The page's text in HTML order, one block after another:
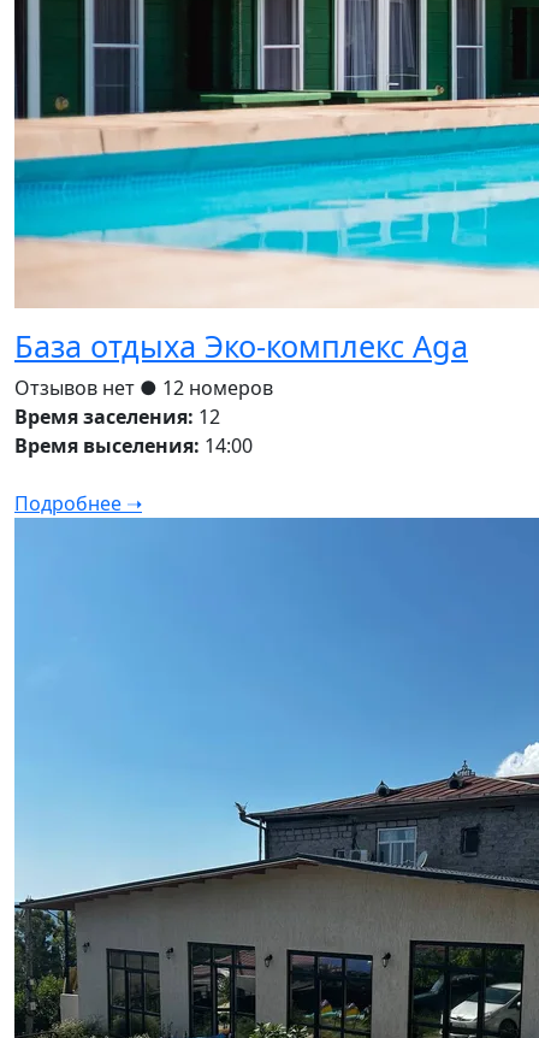
База отдыха Эко-комплекс Aga
Отзывов нет ● 12 номеров
Время заселения: 12
Время выселения: 14:00
Подробнее ➝